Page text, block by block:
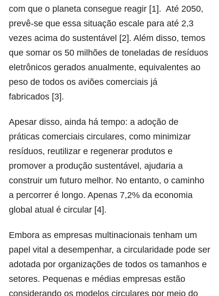
com que o planeta consegue reagir [1]. Até 2050,
prevê-se que essa situação escale para até 2,3
vezes acima do sustentável [2]. Além disso, temos
que somar os 50 milhões de toneladas de resíduos
eletrônicos gerados anualmente, equivalentes ao
peso de todos os aviões comerciais já
fabricados [3].
Apesar disso, ainda há tempo: a adoção de
práticas comerciais circulares, como minimizar
resíduos, reutilizar e regenerar produtos e
promover a produção sustentável, ajudaria a
construir um futuro melhor. No entanto, o caminho
a percorrer é longo. Apenas 7,2% da economia
global atual é circular [4].
Embora as empresas multinacionais tenham um
papel vital a desempenhar, a circularidade pode ser
adotada por organizações de todos os tamanhos e
setores. Pequenas e médias empresas estão
considerando os modelos circulares por meio do